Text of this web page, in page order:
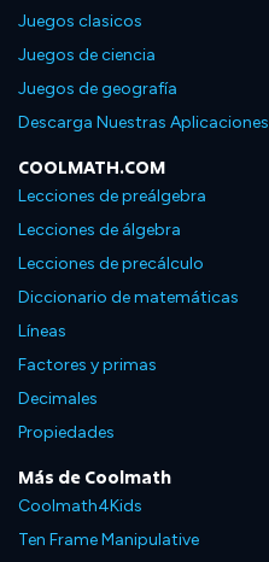
Juegos clasicos
Juegos de ciencia
Juegos de geografía
Descarga Nuestras Aplicaciones
COOLMATH.COM
Lecciones de preálgebra
Lecciones de álgebra
Lecciones de precálculo
Diccionario de matemáticas
Líneas
Factores y primas
Decimales
Propiedades
Más de Coolmath
Coolmath4Kids
Ten Frame Manipulative